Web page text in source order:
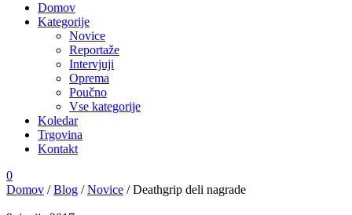
Domov
Kategorije
Novice
Reportaže
Intervjuji
Oprema
Poučno
Vse kategorije
Koledar
Trgovina
Kontakt
0
Domov /Blog /Novice /Deathgrip deli nagrade